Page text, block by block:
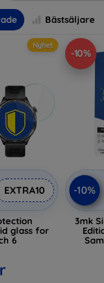
Vårt sortiment
med en mängd
att varje
sin enhet.
Bästsäljare
Nyhet
EXTRA10
glass for
6
-10%
-10%
3mk